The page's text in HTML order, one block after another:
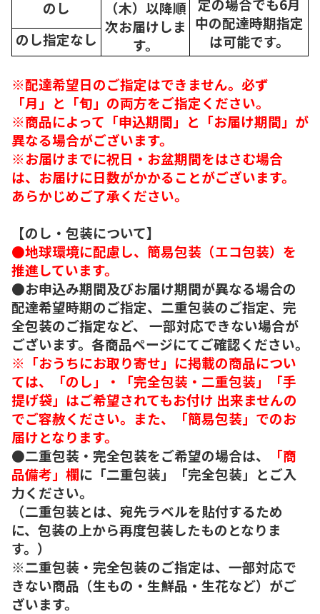
定の場合でも6月
中の配達時期指定
は可能です。
のし
（木）以降順
次お届けしま
す。
のし指定なし
※配達希望日のご指定はできません。必ず
「月」と「旬」の両方をご指定ください。
※商品によって「申込期間」と「お届け期間」が
異なる場合がございます。
※お届けまでに祝日・お盆期間をはさむ場合
は、お届けに日数がかかることがございます。
あらかじめご了承ください。
【のし・包装について】
●地球環境に配慮し、簡易包装（エコ包装）を
推進しています。
●お申込み期間及びお届け期間が異なる場合の
配達希望時期のご指定、二重包装のご指定、完
全包装のご指定など、 一部対応できない場合が
ございます。各商品ページにてご確認ください。
※「おうちにお取り寄せ」に掲載の商品につい
ては、「のし」・「完全包装・二重包装」「手
提げ袋」はご希望されてもお付け 出来ませんの
でご容赦ください。また、「簡易包装」でのお
届けとなります。
●二重包装・完全包装をご希望の場合は、
「商
品備考」欄に「二重包装」「完全包装」とご入
力ください。
（二重包装とは、宛先ラベルを貼付するため
に、包装の上から再度包装したものとなりま
す。）
※二重包装・完全包装のご指定は、一部対応で
きない商品（生もの・生鮮品・生花など）がご
ざいます。